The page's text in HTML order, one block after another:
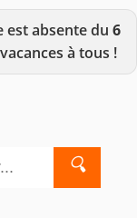
est absente du 6
à tous !
🔍